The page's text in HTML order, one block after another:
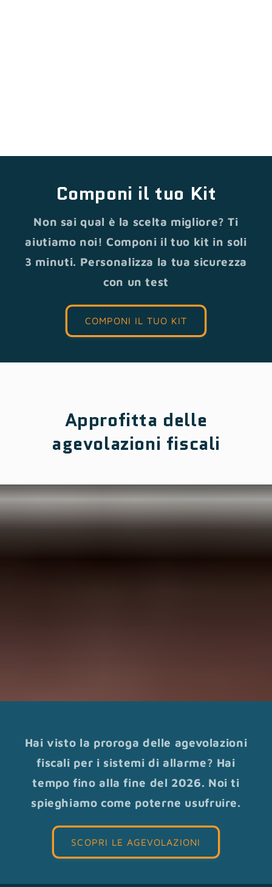
Componi il tuo Kit
Non sai qual è la scelta migliore? Ti
aiutiamo noi! Componi il tuo kit in soli
3 minuti. Personalizza la tua sicurezza
con un test
COMPONI IL TUO KIT
Approfitta delle
agevolazioni fiscali
Hai visto la proroga delle agevolazioni
fiscali per i sistemi di allarme? Hai
tempo fino alla fine del 2026. Noi ti
spieghiamo come poterne usufruire.
SCOPRI LE AGEVOLAZIONI